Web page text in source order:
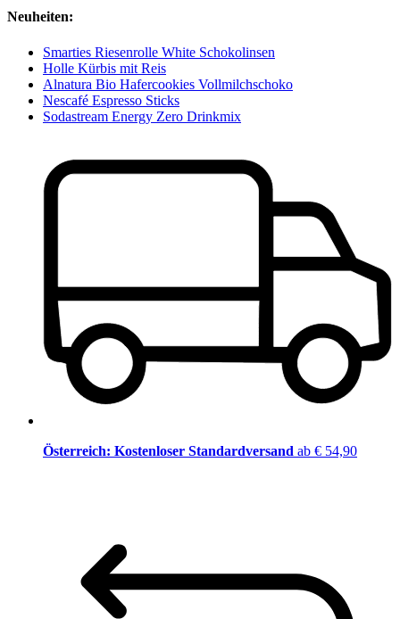
Neuheiten:
Smarties Riesenrolle White Schokolinsen
Holle Kürbis mit Reis
Alnatura Bio Hafercookies Vollmilchschoko
Nescafé Espresso Sticks
Sodastream Energy Zero Drinkmix
Österreich: Kostenloser Standardversand ab € 54,90